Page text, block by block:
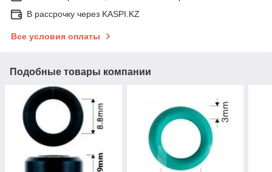
В рассрочку через KASPI.KZ
Все условия оплаты
Подобные товары компании